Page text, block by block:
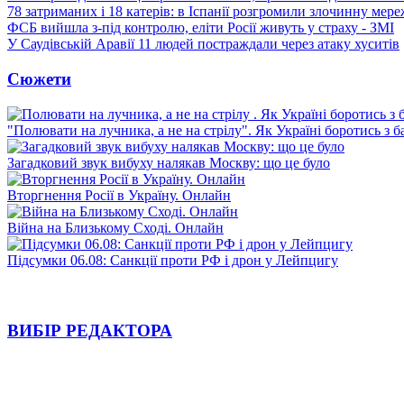
78 затриманих і 18 катерів: в Іспанії розгромили злочинну
ФСБ вийшла з-під контролю, еліти Росії живуть у страху - ЗМІ
У Саудівській Аравії 11 людей постраждали через атаку хуситів
Сюжети
"Полювати на лучника, а не на стрілу". Як Україні боротись з
Загадковий звук вибуху налякав Москву: що це було
Вторгнення Росії в Україну. Онлайн
Війна на Близькому Сході. Онлайн
Підсумки 06.08: Санкції проти РФ і дрон у Лейпцигу
ВИБІР РЕДАКТОРА